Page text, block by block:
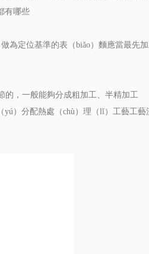
有哪些
為定位基準的表（biǎo）麵應當最先加
的，一般能夠分成粗加工、半精加工
yú）分配熱處（chù）理（lǐ）工藝工藝